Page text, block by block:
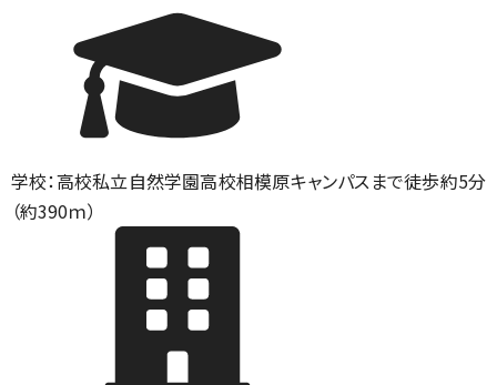
学校：高校私立自然学園高校相模原キャンパスまで徒歩約5分
（約390ｍ）